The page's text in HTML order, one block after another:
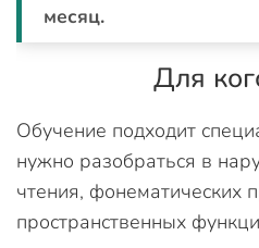
месяц.
Для
Обучение подходит
нужно разобраться в
чтения, фонематических
пространственных